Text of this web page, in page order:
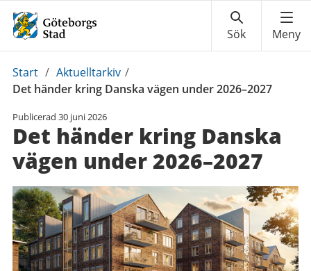
Du
är
Start / Aktuelltarkiv /
Det händer kring Danska vägen under 2026–2027
Publicerad 30 juni 2026
Det händer kring Danska
vägen under 2026–2027